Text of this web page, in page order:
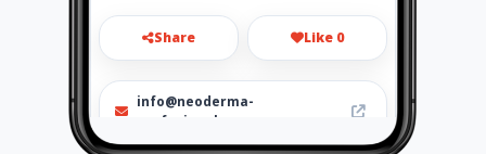
Share Like 0
info@neoderma-
profesionales.com